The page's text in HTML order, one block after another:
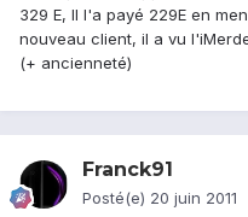
329 E, Il l'a payé 229E en
nouveau client, il a vu
(+ ancienneté)
Franck91
Posté(e) 20 juin 2011